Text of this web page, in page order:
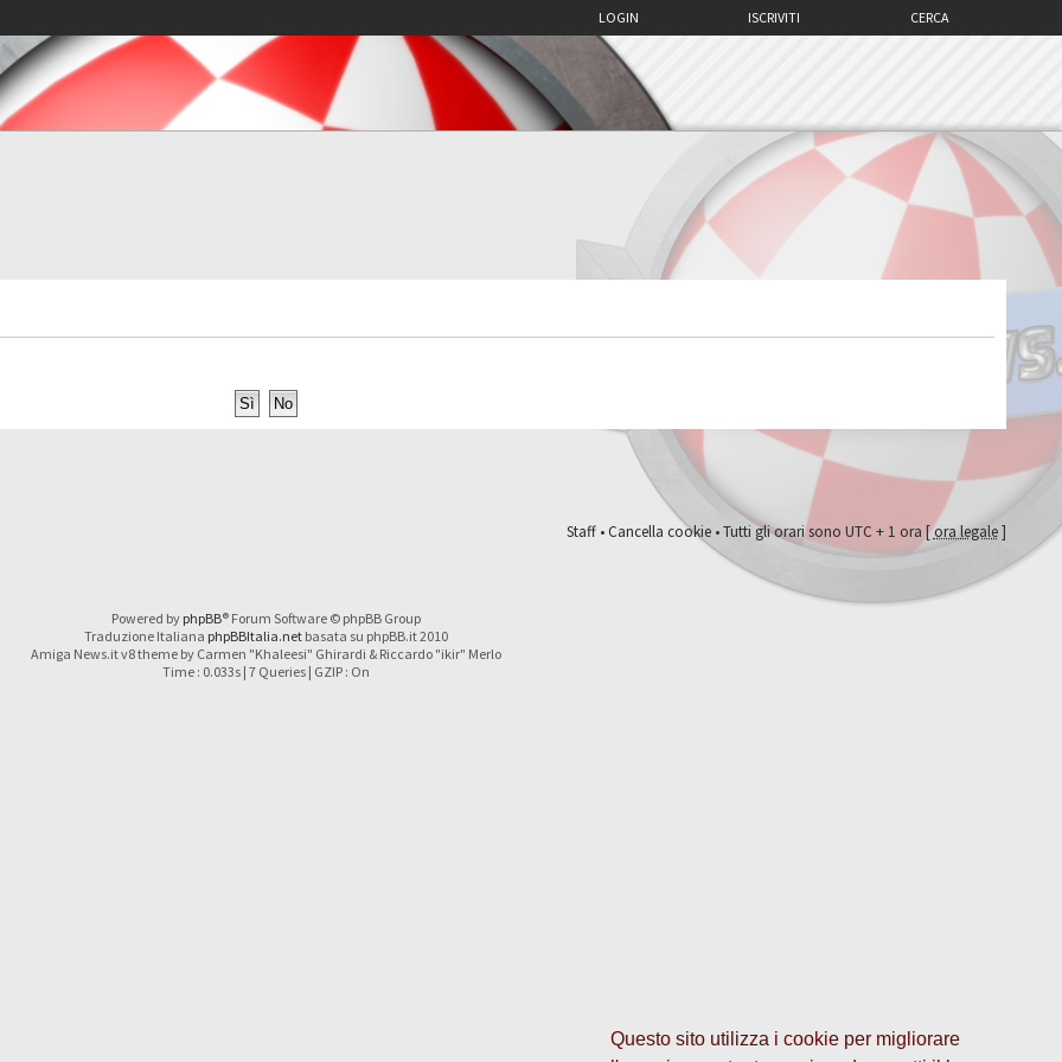
Questo sito utilizza i cookie per migliorare
CERCA
ISCRIVITI
LOGIN
Staff•Cancella cookie• Tutti gli orari sono UTC + 1 ora [ora legale]
Powered by phpBB® Forum Software © phpBB Group
Traduzione Italiana phpBBItalia.netbasata su phpBB.it 2010
Amiga News.it v8 theme by Carmen "Khaleesi" Ghirardi & Riccardo "ikir" Merlo
Time : 0.033s | 7 Queries | GZIP : On